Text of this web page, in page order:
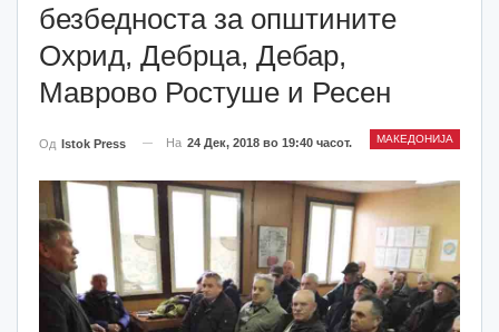
безбедноста за општините
Охрид, Дебрца, Дебар,
Маврово Ростуше и Ресен
МАКЕДОНИЈА
Од Istok Press На 24 Дек, 2018 во 19:40 часот.